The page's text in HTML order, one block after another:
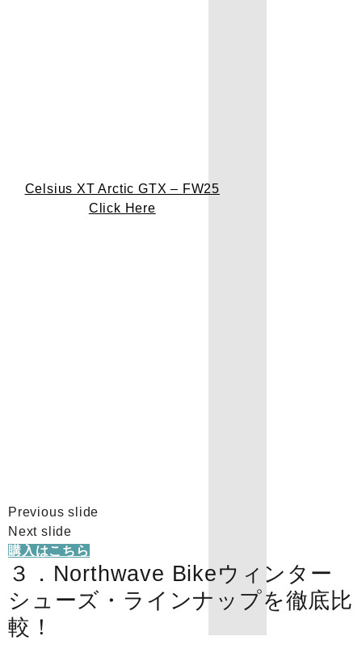
Celsius XT Arctic GTX – FW25
Click Here
Previous slide
Next slide
購入はこちら
３．Northwave Bikeウィンター
シューズ・ラインナップを徹底比
較！